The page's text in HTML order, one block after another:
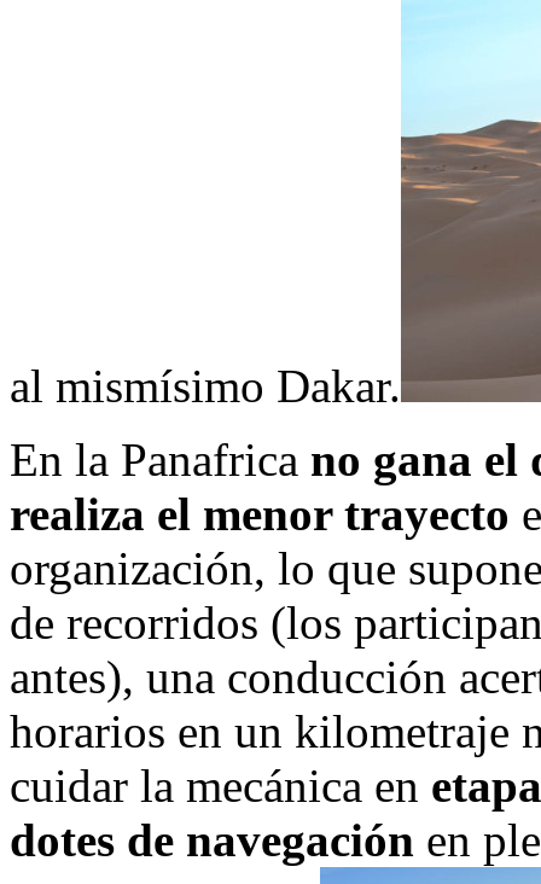
al mismísimo Dakar.
En la Panafrica no gana el
realiza el menor trayecto
organización, lo que
de recorridos (los
antes), una conducción
horarios en un kilometraje
cuidar la mecánica en
dotes de navegación en